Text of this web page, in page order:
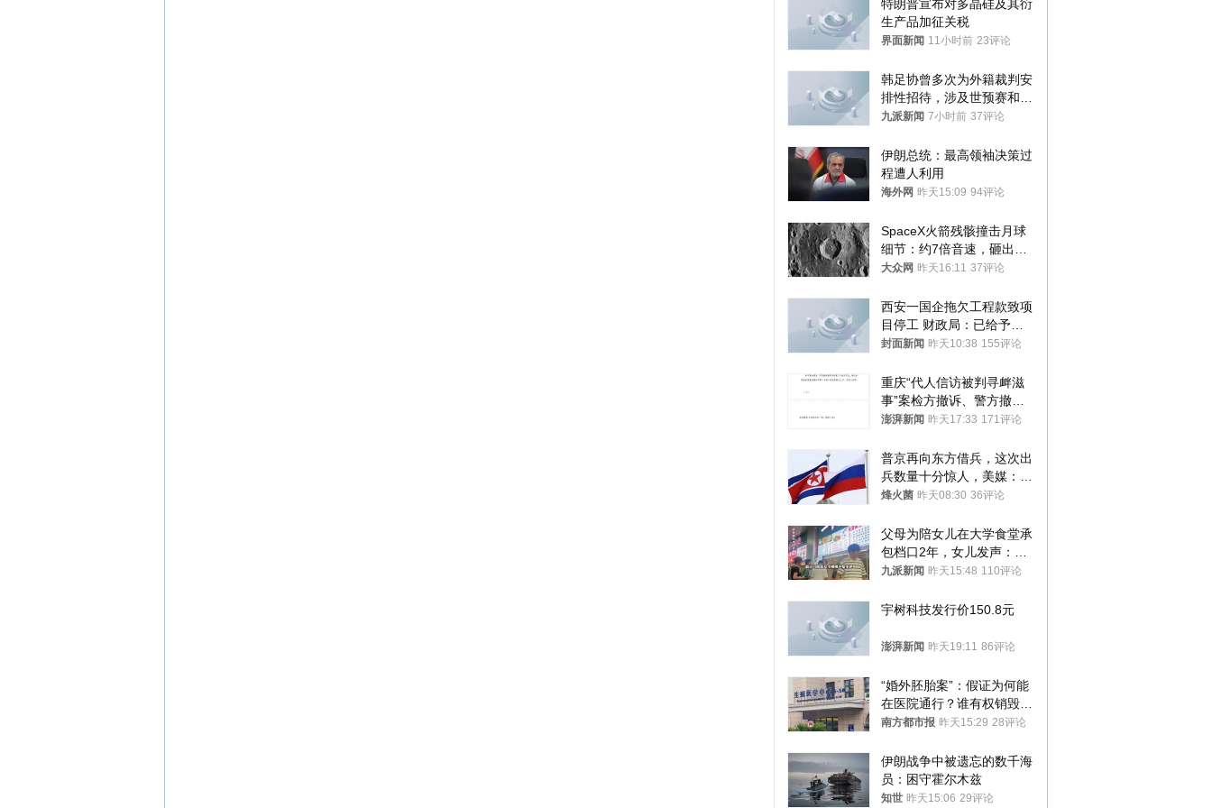
特朗普宣布对多晶硅及其衍
生产品加征关税
界面新闻 11小时前 23评论
韩足协曾多次为外籍裁判安
排性招待，涉及世预赛和奥
预赛，韩足协回应
九派新闻 7小时前 37评论
伊朗总统：最高领袖决策过
程遭人利用
海外网 昨天15:09 94评论
SpaceX火箭残骸撞击月球
细节：约7倍音速，砸出直
径约30米撞击坑
大众网 昨天16:11 37评论
西安一国企拖欠工程款致项
目停工 财政局：已给予处
分，正督促整改
封面新闻 昨天10:38 155评论
重庆“代人信访被判寻衅滋
事”案检方撤诉、警方撤
案，两被告人获国赔
澎湃新闻 昨天17:33 171评论
普京再向东方借兵，这次出
兵数量十分惊人，美媒：俄
朝要动真格？
烽火菌 昨天08:30 36评论
父母为陪女儿在大学食堂承
包档口2年，女儿发声：初
衷是为了陪伴，毕业后将不
九派新闻 昨天15:48 110评论
宇树科技发行价150.8元
澎湃新闻 昨天19:11 86评论
“婚外胚胎案”：假证为何能
在医院通行？谁有权销毁胚
胎？
南方都市报 昨天15:29 28评论
伊朗战争中被遗忘的数千海
员：困守霍尔木兹
知世 昨天15:06 29评论